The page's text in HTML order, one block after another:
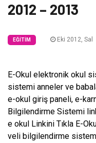
2012 – 2013
EĞITIM Eki 2012, Sal
E-Okul elektronik okul
sistemi anneler ve
e-okul giriş paneli, e-
Bilgilendirme Sistemi
e okul Linkini Tıkla E-
veli bilgilendirme